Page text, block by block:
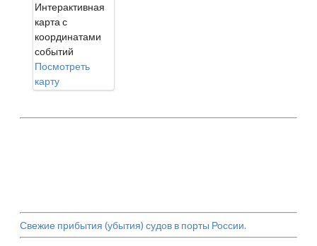
Интерактивная
карта с
координатами
событий
Посмотреть
карту
Свежие прибытия (убытия) судов в порты России.